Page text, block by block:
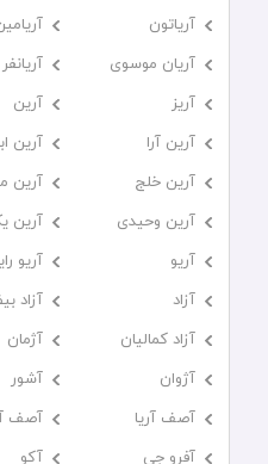
آریاتون
آریان موسوی
آریانفر
آریز
آرین
آرین آرا
آرین
آرین خلج
آرین
آرین وحیدی
آرین
آریو
آریو
آزاد
آزاد
آزاد کمالیان
آژمان
آژوان
آشور
آصف آریا
آصف
آفرو جی
آکو